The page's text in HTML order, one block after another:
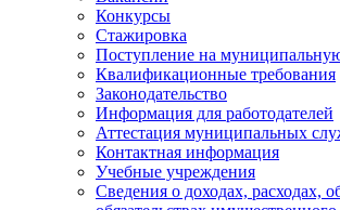
Конкурсы
Стажировка
Поступление на
Квалификационные требования
Законодательство
Информация для работодателей
Аттестация муниципальных
Контактная информация
Учебные учреждения
Сведения о доходах, расходах,